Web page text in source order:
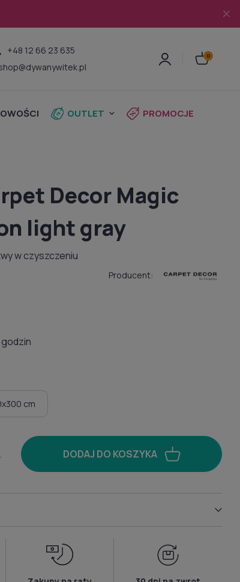
+48 12 66 23 635
OUTLET PROMOCJE
Decor Magic
light gray
w czyszczeniu
Producent:
cm
DODAJ DO KOSZYKA